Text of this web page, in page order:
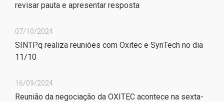
revisar pauta e apresentar resposta
07/10/2024
SINTPq realiza reuniões com Oxitec e SynTech no dia
11/10
16/09/2024
Reunião da negociação da OXITEC acontece na sexta-